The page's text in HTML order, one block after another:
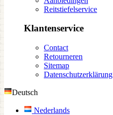
Reitstiefelservice
Klantenservice
Contact
Retourneren
Sitemap
Datenschutzerklärung
Deutsch
Nederlands